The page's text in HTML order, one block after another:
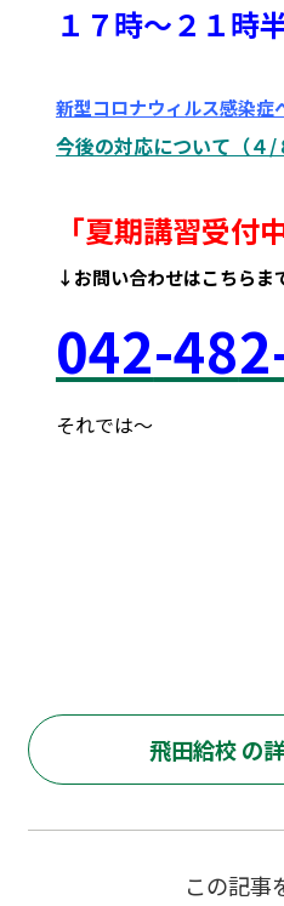
１７時～２１時
新型コロナウィルス感染症
今後の対応について（４/
「夏期講習受付
↓お問い合わせはこちらま
042-48
それでは～府中市 調布市 三
飛田給校 の
この記事